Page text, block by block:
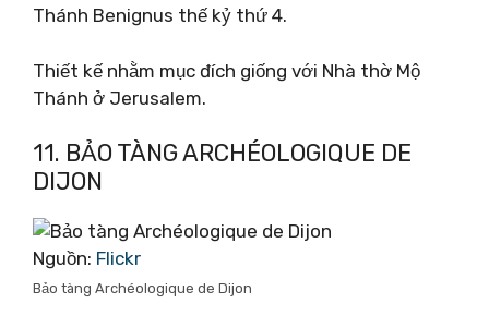
Thánh Benignus thế kỷ thứ 4.
Thiết kế nhằm mục đích giống với Nhà thờ Mộ
Thánh ở Jerusalem.
11. BẢO TÀNG ARCHÉOLOGIQUE DE
DIJON
Nguồn: Flickr
Bảo tàng Archéologique de Dijon